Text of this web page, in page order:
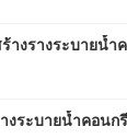
งรางระบายน้ำ
ระบายน้ำคอนก